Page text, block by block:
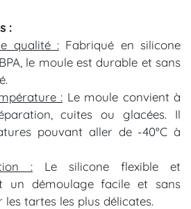
:
qualité :Fabriqué en silicone
le moule est durable et sans
: Le moule convient à
cuites ou glacées. Il
pouvant aller de -40°C à
: Le silicone flexible et
un démoulage facile et sans
tartes les plus délicates.